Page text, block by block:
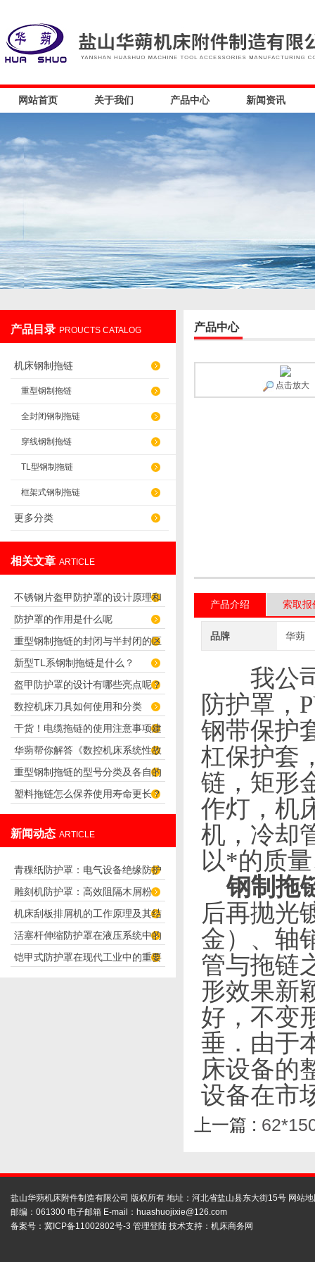
网站首页 关于我们 产品中心 新闻资讯
产品目录 PROUCTS CATALOG
机床钢制拖链
重型钢制拖链
全封闭钢制拖链
穿线钢制拖链
TL型钢制拖链
框架式钢制拖链
更多分类
相关文章 ARTICLE
不锈钢片盔甲防护罩的设计原理和
应用
防护罩的作用是什么呢
重型钢制拖链的封闭与半封闭的区
别
新型TL系钢制拖链是什么？
盔甲防护罩的设计有哪些亮点呢？
数控机床刀具如何使用和分类
干货！电缆拖链的使用注意事项建
议收藏
华蒴帮你解答《数控机床系统性故
障》
重型钢制拖链的型号分类及各自的
应用
塑料拖链怎么保养使用寿命更长？
新闻动态 ARTICLE
青稞纸防护罩：电气设备绝缘防护
专用方案
雕刻机防护罩：高效阻隔木屑粉
尘，守护设备精度与安全
机床刮板排屑机的工作原理及其结
构分析
活塞杆伸缩防护罩在液压系统中的
应用
铠甲式防护罩在现代工业中的重要
产品中心
点击放大
产品介绍 索取报
品牌 华蒴
我公
防护罩，
钢带保护
杠保护套
链，矩形
作灯，机
机，冷却
以*的质
钢制拖
后再抛光
金） 、轴
管与拖链
形效果新
好，不变
垂．由于
床设备的
设备在市
上一篇 :
盐山华蒴机床附件制造有限公司 版权所有 地址：河北省盐山县东大街15号 网站
邮编：061300 电子邮箱 E-mail： huashuojixie@126.com
备案号： 冀ICP备11002802号-3 管理登陆 技术支持： 机床商务网